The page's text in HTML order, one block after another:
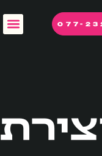
077-